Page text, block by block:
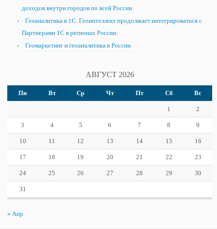
доходов внутри городов по всей России
Геоаналитика в 1С. Геоинтеллект продолжает интегрироваться с
Партнерами 1С в регионах России.
Геомаркетинг и геоаналитика в России
АВГУСТ 2026
Пн Вт Ср Чт Пт Сб Вс
1 2
3 4 5 6 7 8 9
10 11 12 13 14 15 16
17 18 19 20 21 22 23
24 25 26 27 28 29 30
31
« Апр